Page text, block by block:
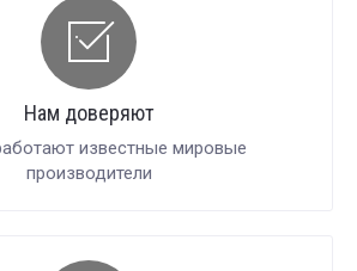
Нам доверяют
известные мировые
производители